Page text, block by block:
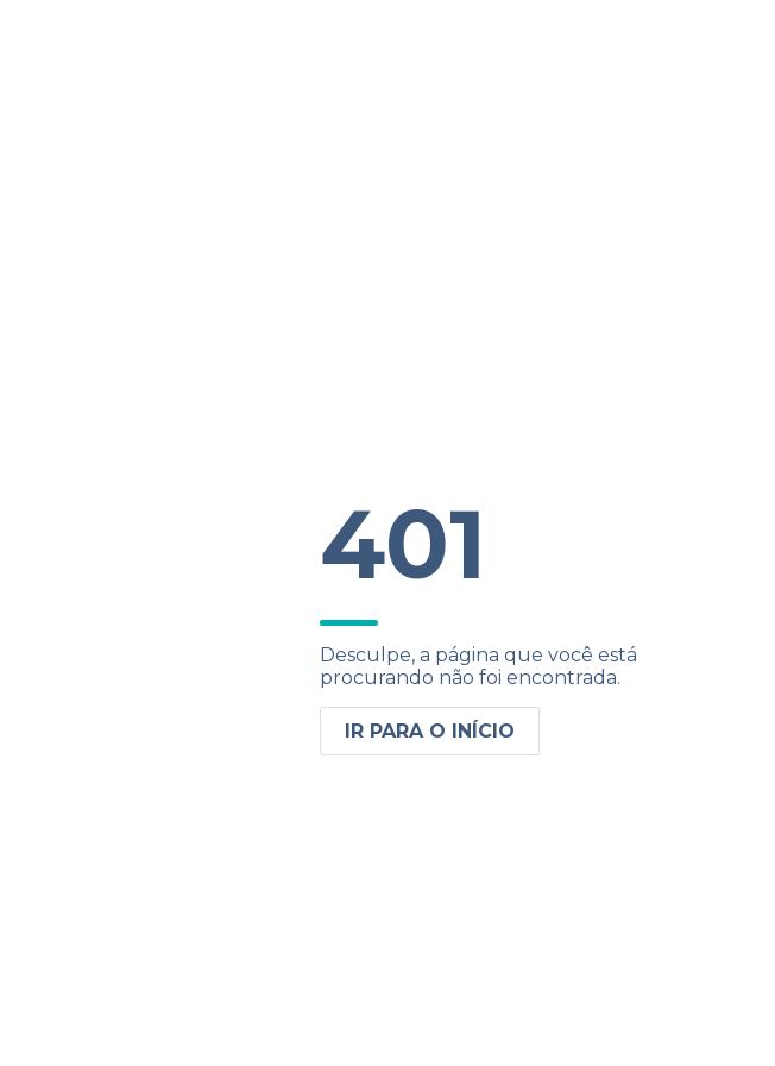
401
Desculpe, a página que você está
procurando não foi encontrada.
IR PARA O INÍCIO